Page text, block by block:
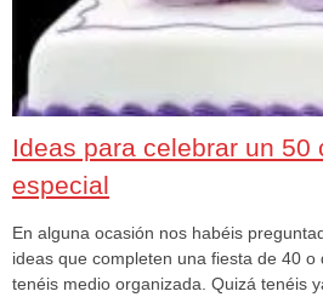
Ideas para celebrar un 50
especial
En alguna ocasión nos habéis
ideas que completen una fiesta de 40
tenéis medio organizada. Quizá tenéis